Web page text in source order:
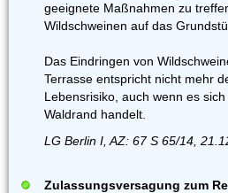
geeignete Maßnahmen zu
Wildschweinen auf das
Das Eindringen von
Terrasse entspricht nicht mehr
Lebensrisiko, auch wenn es
Waldrand handelt.
LG Berlin I, AZ: 67 S 65/14,
Zulassungsversagung zum